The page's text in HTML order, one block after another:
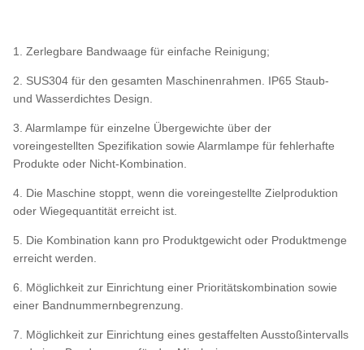
1. Zerlegbare Bandwaage für einfache Reinigung;
2. SUS304 für den gesamten Maschinenrahmen. IP65 Staub-
und Wasserdichtes Design.
3. Alarmlampe für einzelne Übergewichte über der
voreingestellten Spezifikation sowie Alarmlampe für fehlerhafte
Produkte oder Nicht-Kombination.
4. Die Maschine stoppt, wenn die voreingestellte Zielproduktion
oder Wiegequantität erreicht ist.
5. Die Kombination kann pro Produktgewicht oder Produktmenge
erreicht werden.
6. Möglichkeit zur Einrichtung einer Prioritätskombination sowie
einer Bandnummernbegrenzung.
7. Möglichkeit zur Einrichtung eines gestaffelten Ausstoßintervalls